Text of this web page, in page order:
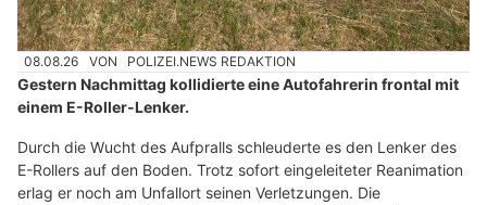
08.08.26 VON POLIZEI.NEWS REDAKTION
Gestern Nachmittag kollidierte eine Autofahrerin frontal mit
einem E-Roller-Lenker.
Durch die Wucht des Aufpralls schleuderte es den Lenker des
E-Rollers auf den Boden. Trotz sofort eingeleiteter Reanimation
erlag er noch am Unfallort seinen Verletzungen. Die